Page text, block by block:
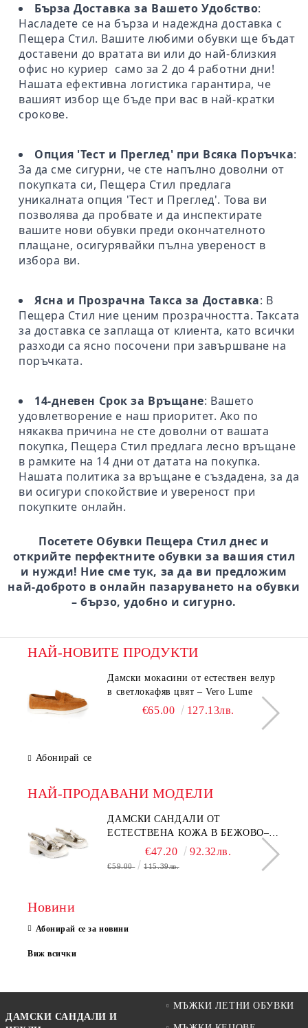
Бърза Доставка за Вашето Удобство:
Насладете се на бърза и надеждна доставка с
Пещера Стил. Вашите любими обувки ще бъдат
доставени до вратата ви или до най-близкия
офис но куриер само за 2 до 4 работни дни!
Нашата ефективна логистика гарантира, че
вашият избор ще бъде при вас в най-кратки
срокове.
Опция 'Тест и Преглед' при Всяка Поръчка:
За да сме сигурни, че сте напълно доволни от
покупката си, Пещера Стил предлага
уникалната опция 'Тест и Преглед'. Това ви
позволява да пробвате и да инспектирате
вашите нови обувки преди окончателното
плащане, осигурявайки пълна увереност в
избора ви.
Ясна и Прозрачна Такса за Доставка: В
Пещера Стил ние ценим прозрачността. Таксата
за доставка се заплаща от клиента, като всички
разходи са ясно посочени при завършване на
поръчката.
14-дневен Срок за Връщане: Вашето
удовлетворение е наш приоритет. Ако по
някаква причина не сте доволни от вашата
покупка, Пещера Стил предлага лесно връщане
в рамките на 14 дни от датата на покупка.
Нашата политика за връщане е създадена, за да
ви осигури спокойствие и увереност при
покупките онлайн.
Посетете Обувки Пещера Стил днес и
открийте перфектните обувки за вашия стил
и нужди! Ние сме тук, за да ви предложим
най-доброто в онлайн пазаруването на обувки
– бързо, удобно и сигурно.
НАЙ-НОВИТЕ ПРОДУКТИ
Дамски мокасини от естествен велур
в светлокафяв цвят – Vero Lume
€65.00 127.13лв.
Абонирай се
НАЙ-ПРОДАВАНИ МОДЕЛИ
ДАМСКИ САНДАЛИ ОТ
ЕСТЕСТВЕНА КОЖА В БЕЖОВО–
МОДЕЛ NOVA.
€47.20 92.32лв.
€59.00 115.39лв.
Новини
Абонирай се за новини
Виж всички
ДАМСКИ САНДАЛИ И
МЪЖКИ ЛЕТНИ ОБУВКИ